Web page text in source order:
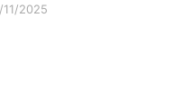
11/2025